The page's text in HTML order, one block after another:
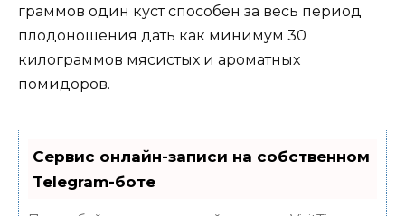
граммов один куст способен за весь период
плодоношения дать как минимум 30
килограммов мясистых и ароматных
помидоров.
Сервис онлайн-записи на собственном
Telegram-боте